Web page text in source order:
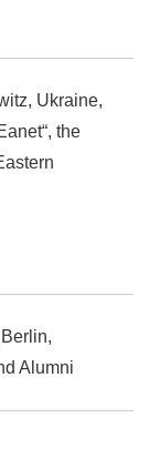
Ukraine,
the
Alumni